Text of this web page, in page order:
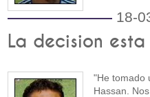
18-
La decision
"He tomado
Hassan.